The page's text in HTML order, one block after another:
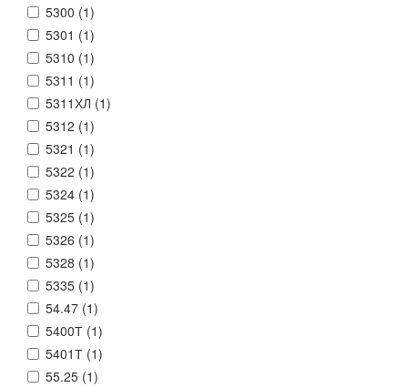
5300 (1)
5301 (1)
5310 (1)
5311 (1)
5311ХЛ (1)
5312 (1)
5321 (1)
5322 (1)
5324 (1)
5325 (1)
5326 (1)
5328 (1)
5335 (1)
54.47 (1)
5400Т (1)
5401Т (1)
55.25 (1)